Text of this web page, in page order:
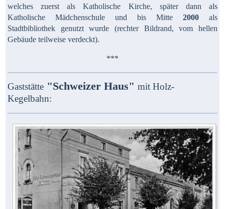
welches zuerst als Katholische Kirche, später dann als
Katholische Mädchenschule und bis Mitte 2000als
Stadtbibliothek genutzt wurde (rechter Bildrand, vom hellen
Gebäude teilweise verdeckt).
***
Gaststätte "Schweizer Haus" mit Holz-
Kegelbahn: